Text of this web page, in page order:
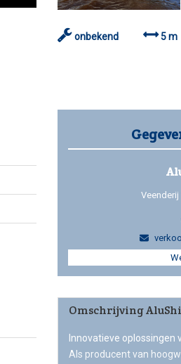
onbekend 5 m
Veenderij
Omschrijving
Innovatieve oplossingen
Als producent van